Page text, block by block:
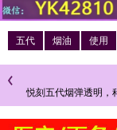
五代 烟油 使用
悦刻五代烟弹透明，